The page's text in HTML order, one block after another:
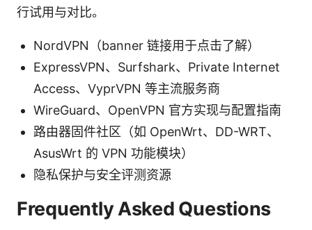
行试用与对比。
NordVPN（banner 链接用于点击了解）
ExpressVPN、Surfshark、Private Internet
Access、VyprVPN 等主流服务商
WireGuard、OpenVPN 官方实现与配置指南
路由器固件社区（如 OpenWrt、DD-WRT、
AsusWrt 的 VPN 功能模块）
隐私保护与安全评测资源
Frequently Asked Questions